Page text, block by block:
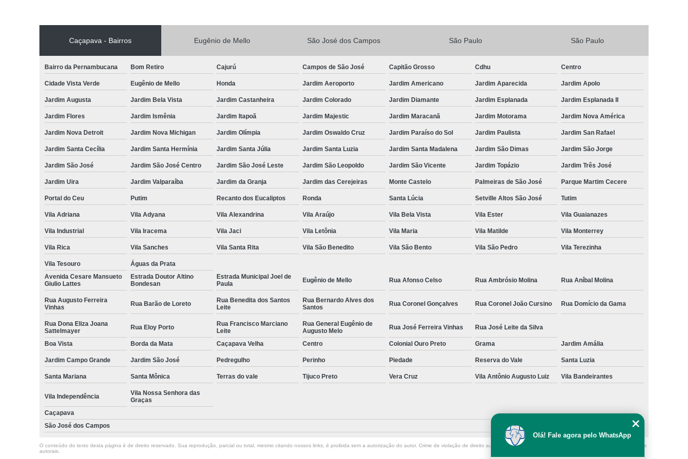
Veterinário 24 Horas Mais Próximo
Veterinário 24 Horas Perto de Mim
Veterinário 24h Perto de Mim
Veterinário 24hrs
Vet Popular 24 Horas
Veterinario a Preço Popular
Veterinária Popular
Veterinária Popular 24 Horas
Veterinário 24 Horas Popular
Veterinário Popular
Veterinário Popular 24 Horas
Veterinário Popular 24h
Veterinário Popular Perto de Mim Veterinário Preço Popular
Caçapava - Bairros Eugênio de Mello São José dos Campos São Paulo São Paulo
Bairro da Pernambucana Bom Retiro Cajurú Campos de São José Capitão Grosso Cdhu Centro
Cidade Vista Verde Eugênio de Mello Honda Jardim Aeroporto Jardim Americano Jardim Aparecida Jardim Apolo
Jardim Augusta Jardim Bela Vista Jardim Castanheira Jardim Colorado Jardim Diamante Jardim Esplanada Jardim Esplanada II
Jardim Flores Jardim Ismênia Jardim Itapoã Jardim Majestic Jardim Maracanã Jardim Motorama Jardim Nova América
Jardim Nova Detroit Jardim Nova Michigan Jardim Olímpia Jardim Oswaldo Cruz Jardim Paraíso do Sol Jardim Paulista Jardim San Rafael
Jardim Santa Cecília Jardim Santa Hermínia Jardim Santa Júlia Jardim Santa Luzia Jardim Santa Madalena Jardim São Dimas Jardim São Jorge
Jardim São José Jardim São José Centro Jardim São José Leste Jardim São Leopoldo Jardim São Vicente Jardim Topázio Jardim Três José
Jardim Uira Jardim Valparaíba Jardim da Granja Jardim das Cerejeiras Monte Castelo Palmeiras de São José Parque Martim Cecere
Portal do Ceu Putim Recanto dos Eucaliptos Ronda Santa Lúcia Setville Altos São José Tutim
Vila Adriana Vila Adyana Vila Alexandrina Vila Araújo Vila Bela Vista Vila Ester Vila Guaianazes
Vila Industrial Vila Iracema Vila Jaci Vila Letônia Vila Maria Vila Matilde Vila Monterrey
Vila Rica Vila Sanches Vila Santa Rita Vila São Benedito Vila São Bento Vila São Pedro Vila Terezinha
Vila Tesouro
Águas da Prata
Avenida Cesare Mansueto
Giulio Lattes
Estrada Doutor Altino
Bondesan
Estrada Municipal Joel de
Paula
Eugênio de Mello Rua Afonso Celso Rua Ambrósio Molina Rua Aníbal Molina
Rua Augusto Ferreira
Vinhas
Rua Barão de Loreto
Rua Benedita dos Santos
Leite
Rua Bernardo Alves dos
Santos
Rua Coronel Gonçalves Rua Coronel João Cursino Rua Domício da Gama
Rua Dona Eliza Joana
Sattelmayer
Rua Eloy Porto
Rua Francisco Marciano
Leite
Rua General Eugênio de
Augusto Melo
Rua José Ferreira Vinhas Rua José Leite da Silva
Boa Vista Borda da Mata Caçapava Velha Centro Colonial Ouro Preto Grama Jardim Amália
Jardim Campo Grande Jardim São José Pedregulho Perinho Piedade Reserva do Vale Santa Luzia
Santa Mariana Santa Mônica Terras do vale Tijuco Preto Vera Cruz Vila Antônio Augusto Luiz Vila Bandeirantes
Vila Independência
Vila Nossa Senhora das
Graças
Caçapava
São José dos Campos
O conteúdo do texto desta página é de direito reservado. Sua reprodução, parcial ou total, mesmo citando nossos links, é proibida sem a autorização do autor. Crime de violação de direito autoral – artigo 184 do Código Penal –
Lei 9610/98 - Lei de direitos
autorais
Olá! Fale agora pelo WhatsApp